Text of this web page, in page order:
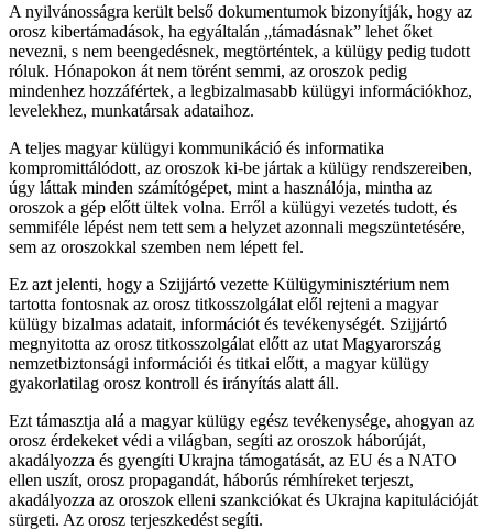
A nyilvánosságra került belső dokumentumok bizonyítják, hogy az
orosz kibertámadások, ha egyáltalán „támadásnak” lehet őket
nevezni, s nem beengedésnek, megtörténtek, a külügy pedig tudott
róluk. Hónapokon át nem törént semmi, az oroszok pedig
mindenhez hozzáfértek, a legbizalmasabb külügyi információkhoz,
levelekhez, munkatársak adataihoz.
A teljes magyar külügyi kommunikáció és informatika
kompromittálódott, az oroszok ki-be jártak a külügy rendszereiben,
úgy láttak minden számítógépet, mint a használója, mintha az
oroszok a gép előtt ültek volna. Erről a külügyi vezetés tudott, és
semmiféle lépést nem tett sem a helyzet azonnali megszüntetésére,
sem az oroszokkal szemben nem lépett fel.
Ez azt jelenti, hogy a Szijjártó vezette Külügyminisztérium nem
tartotta fontosnak az orosz titkosszolgálat elől rejteni a magyar
külügy bizalmas adatait, információt és tevékenységét. Szijjártó
megnyitotta az orosz titkosszolgálat előtt az utat Magyarország
nemzetbiztonsági információi és titkai előtt, a magyar külügy
gyakorlatilag orosz kontroll és irányítás alatt áll.
Ezt támasztja alá a magyar külügy egész tevékenysége, ahogyan az
orosz érdekeket védi a világban, segíti az oroszok háborúját,
akadályozza és gyengíti Ukrajna támogatását, az EU és a NATO
ellen uszít, orosz propagandát, háborús rémhíreket terjeszt,
akadályozza az oroszok elleni szankciókat és Ukrajna kapitulációját
sürgeti. Az orosz terjeszkedést segíti.